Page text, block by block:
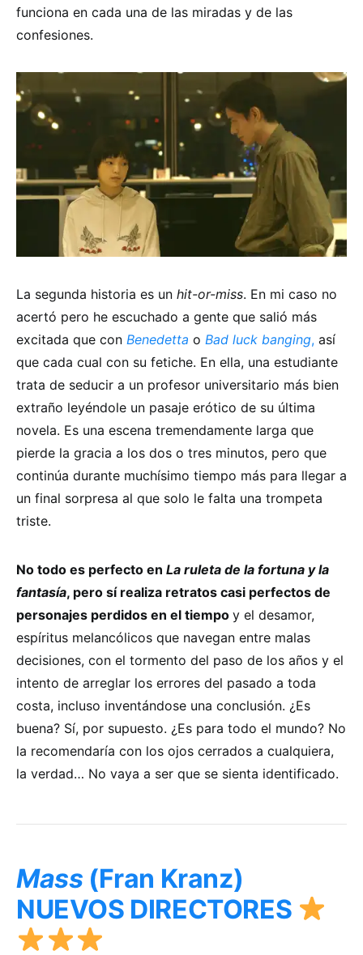
funciona en cada una de las miradas y de las
confesiones.
La segunda historia es un hit-or-miss. En mi caso no
acertó pero he escuchado a gente que salió más
excitada que con Benedetta o Bad luck banging, así
que cada cual con su fetiche. En ella, una estudiante
trata de seducir a un profesor universitario más bien
extraño leyéndole un pasaje erótico de su última
novela. Es una escena tremendamente larga que
pierde la gracia a los dos o tres minutos, pero que
continúa durante muchísimo tiempo más para llegar a
un final sorpresa al que solo le falta una trompeta
triste.
No todo es perfecto en La ruleta de la fortuna y la
fantasía, pero sí realiza retratos casi perfectos de
personajes perdidos en el tiempo y el desamor,
espíritus melancólicos que navegan entre malas
decisiones, con el tormento del paso de los años y el
intento de arreglar los errores del pasado a toda
costa, incluso inventándose una conclusión. ¿Es
buena? Sí, por supuesto. ¿Es para todo el mundo? No
la recomendaría con los ojos cerrados a cualquiera,
la verdad… No vaya a ser que se sienta identificado.
Mass (Fran Kranz)
NUEVOS DIRECTORES